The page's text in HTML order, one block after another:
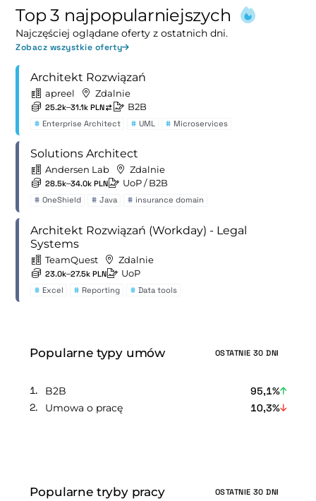
Top 3 najpopularniejszych
Najczęściej oglądane oferty z ostatnich dni.
Zobacz wszystkie oferty
Architekt Rozwiązań
apreel Zdalnie
25.2k–31.1k PLN B2B
# Enterprise Architect # UML # Microservices
Solutions Architect
Andersen Lab Zdalnie
28.5k–34.0k PLN UoP/ B2B
# OneShield # Java # insurance domain
Architekt Rozwiązań (Workday) - Legal
Systems
TeamQuest Zdalnie
23.0k–27.5k PLN UoP
# Excel # Reporting # Data tools
Popularne typy umów OSTATNIE 30 DNI
B2B
95,1%
Umowa o pracę
10,3%
Popularne tryby pracy OSTATNIE 30 DNI